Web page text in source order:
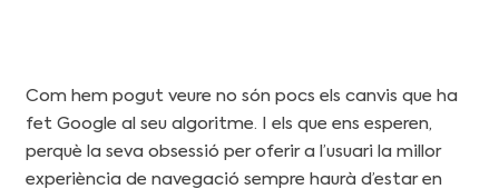
Com hem pogut veure no són pocs els canvis que ha
fet Google al seu algoritme. I els que ens esperen,
perquè la seva obsessió per oferir a l’usuari la millor
experiència de navegació sempre haurà d’estar en